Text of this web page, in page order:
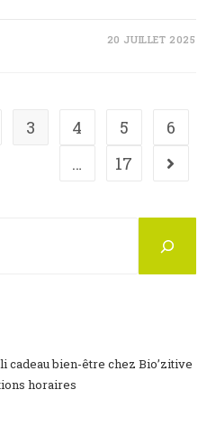
20 JUILLET 2025
3 4 5
6
…
17 Aller à
cadeau bien-être chez Bio’zitive
horaires